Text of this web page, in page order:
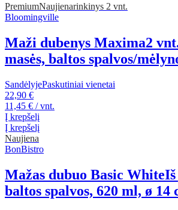
PremiumNaujienarinkinys 2 vnt.
Bloomingville
Maži dubenys Maxima2
masės, baltos spalvos/
SandėlyjePaskutiniai vienetai
22,90 €
11,45 € / vnt.
Į krepšelį
Į krepšelį
Naujiena
BonBistro
Mažas dubuo Basic White
baltos spalvos, 620 ml, ø 14